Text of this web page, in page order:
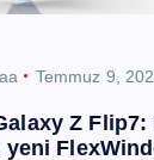
Temmuz 9,
Z Flip7: